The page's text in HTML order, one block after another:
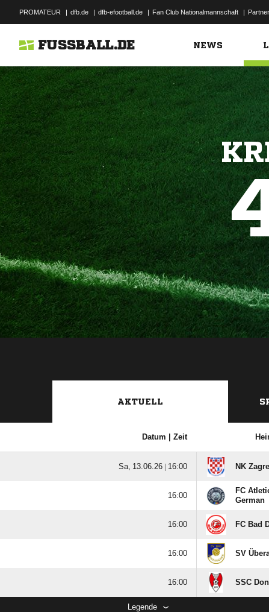
PROMATEUR | dfb.de | dfb-efootball.de | Fan Club Nationalmannschaft | Partner
FUSSBALL.DE NEWS
AKTUELL
Datum | Zeit
  |  NK

FC
German
 FC Bad
 SV
 SSC
Legende